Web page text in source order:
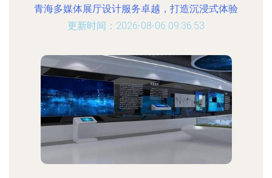
青海多媒体展厅设计服务卓越，打造沉浸式体验
更新时间：2026-08-06 09:36:53